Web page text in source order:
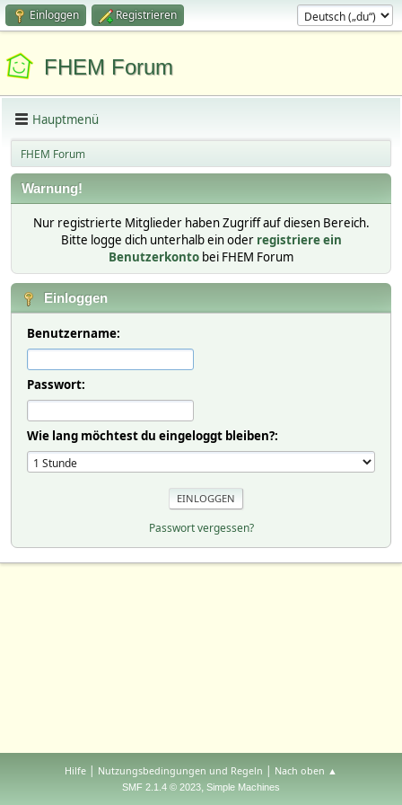
Einloggen Registrieren
FHEM Forum
Hauptmenü
FHEM Forum
Warnung!
Nur registrierte Mitglieder haben Zugriff auf diesen Bereich.
Bitte logge dich unterhalb ein oder registriere ein
Benutzerkonto bei FHEM Forum
Einloggen
Benutzername:
Passwort:
Wie lang möchtest du eingeloggt bleiben?:
Passwort vergessen?
Hilfe | Nutzungsbedingungen und Regeln | Nach oben ▲
SMF 2.1.4 © 2023, Simple Machines